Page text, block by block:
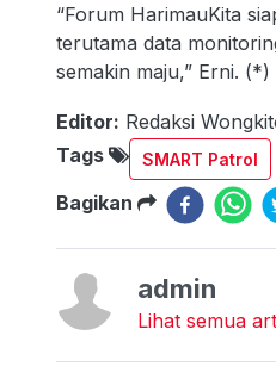
“Forum HarimauKita
terutama data
semakin maju,” Erni. (*)
Editor: Redaksi
Tags
SMART Patrol
Bagikan
admin
Lihat semua